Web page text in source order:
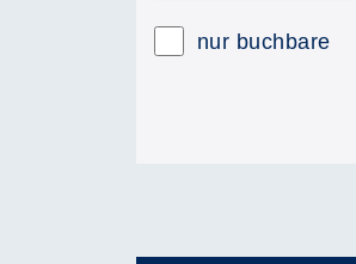
nur buchbare